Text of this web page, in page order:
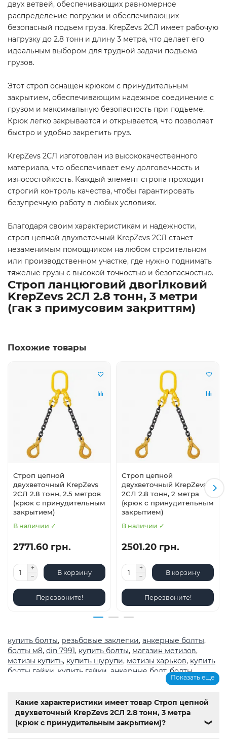
двух ветвей, обеспечивающих равномерное
распределение погрузки и обеспечивающих
безопасный подъем груза. KrepZevs 2СЛ имеет рабочую
нагрузку до 2.8 тонн и длину 3 метра, что делает его
идеальным выбором для трудной задачи подъема
грузов.
Этот строп оснащен крюком с принудительным
закрытием, обеспечивающим надежное соединение с
грузом и максимальную безопасность при подъеме.
Крюк легко закрывается и открывается, что позволяет
быстро и удобно закрепить груз.
KrepZevs 2СЛ изготовлен из высококачественного
материала, что обеспечивает ему долговечность и
износостойкость. Каждый элемент стропа проходит
строгий контроль качества, чтобы гарантировать
безупречную работу в любых условиях.
Благодаря своим характеристикам и надежности,
строп цепной двухветочный KrepZevs 2СЛ станет
незаменимым помощником на любом строительном
или производственном участке, где нужно поднимать
тяжелые грузы с высокой точностью и безопасностью.
Строп ланцюговий двогілковий
KrepZevs 2СЛ 2.8 тонн, 3 метри
(гак з примусовим закриттям)
Похожие товары
Строп цепной
двухветочный KrepZevs
2СЛ 2.8 тонн, 2.5 метров
(крюк с принудительным
закрытием)
В наличии ✓
2771.60 грн.
В корзину
Перезвоните!
Строп цепной
двухветочный KrepZevs
2СЛ 2.8 тонн, 2 метра
(крюк с принудительным
закрытием)
В наличии ✓
2501.20 грн.
В корзину
Перезвоните!
купить болты, резьбовые заклепки, анкерные болты,
болты м8, din 7991, купить болты, магазин метизов,
метизы купить, купить шурупи, метизы харьков, купить
болты гайки купить гайки анкерные болт,болты,
метрическая резьба с крупным шагом,магазин
Мотор-редуктор 3МП,Мотор-редукторы МЧ, Крановые
редукторы Ц2,Name,din 603,din 7981,анкера,заклепки
резьбовая заклепка,заклепка алюминиевая болт м3,
Показать еще
Какие характеристики имеет товар Строп цепной
двухветочный KrepZevs 2СЛ 2.8 тонн, 3 метра
(крюк с принудительным закрытием)?
❯